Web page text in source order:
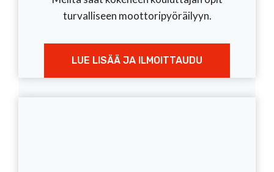
turvalliseen moottoripyöräilyyn.
LUE LISÄÄ JA ILMOITTAUDU